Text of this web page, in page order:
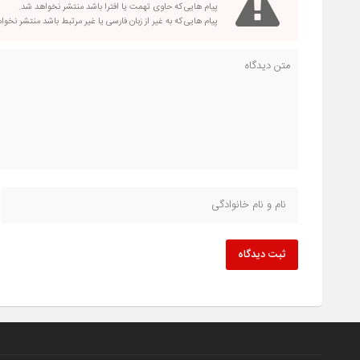
پیام هایی که حاوی تهمت یا افترا باشد منتشر نخواهد شد.
پیام هایی که به غیر از زبان فارسی یا غیر مرتبط باشد منتشر
ثبت دیدگاه